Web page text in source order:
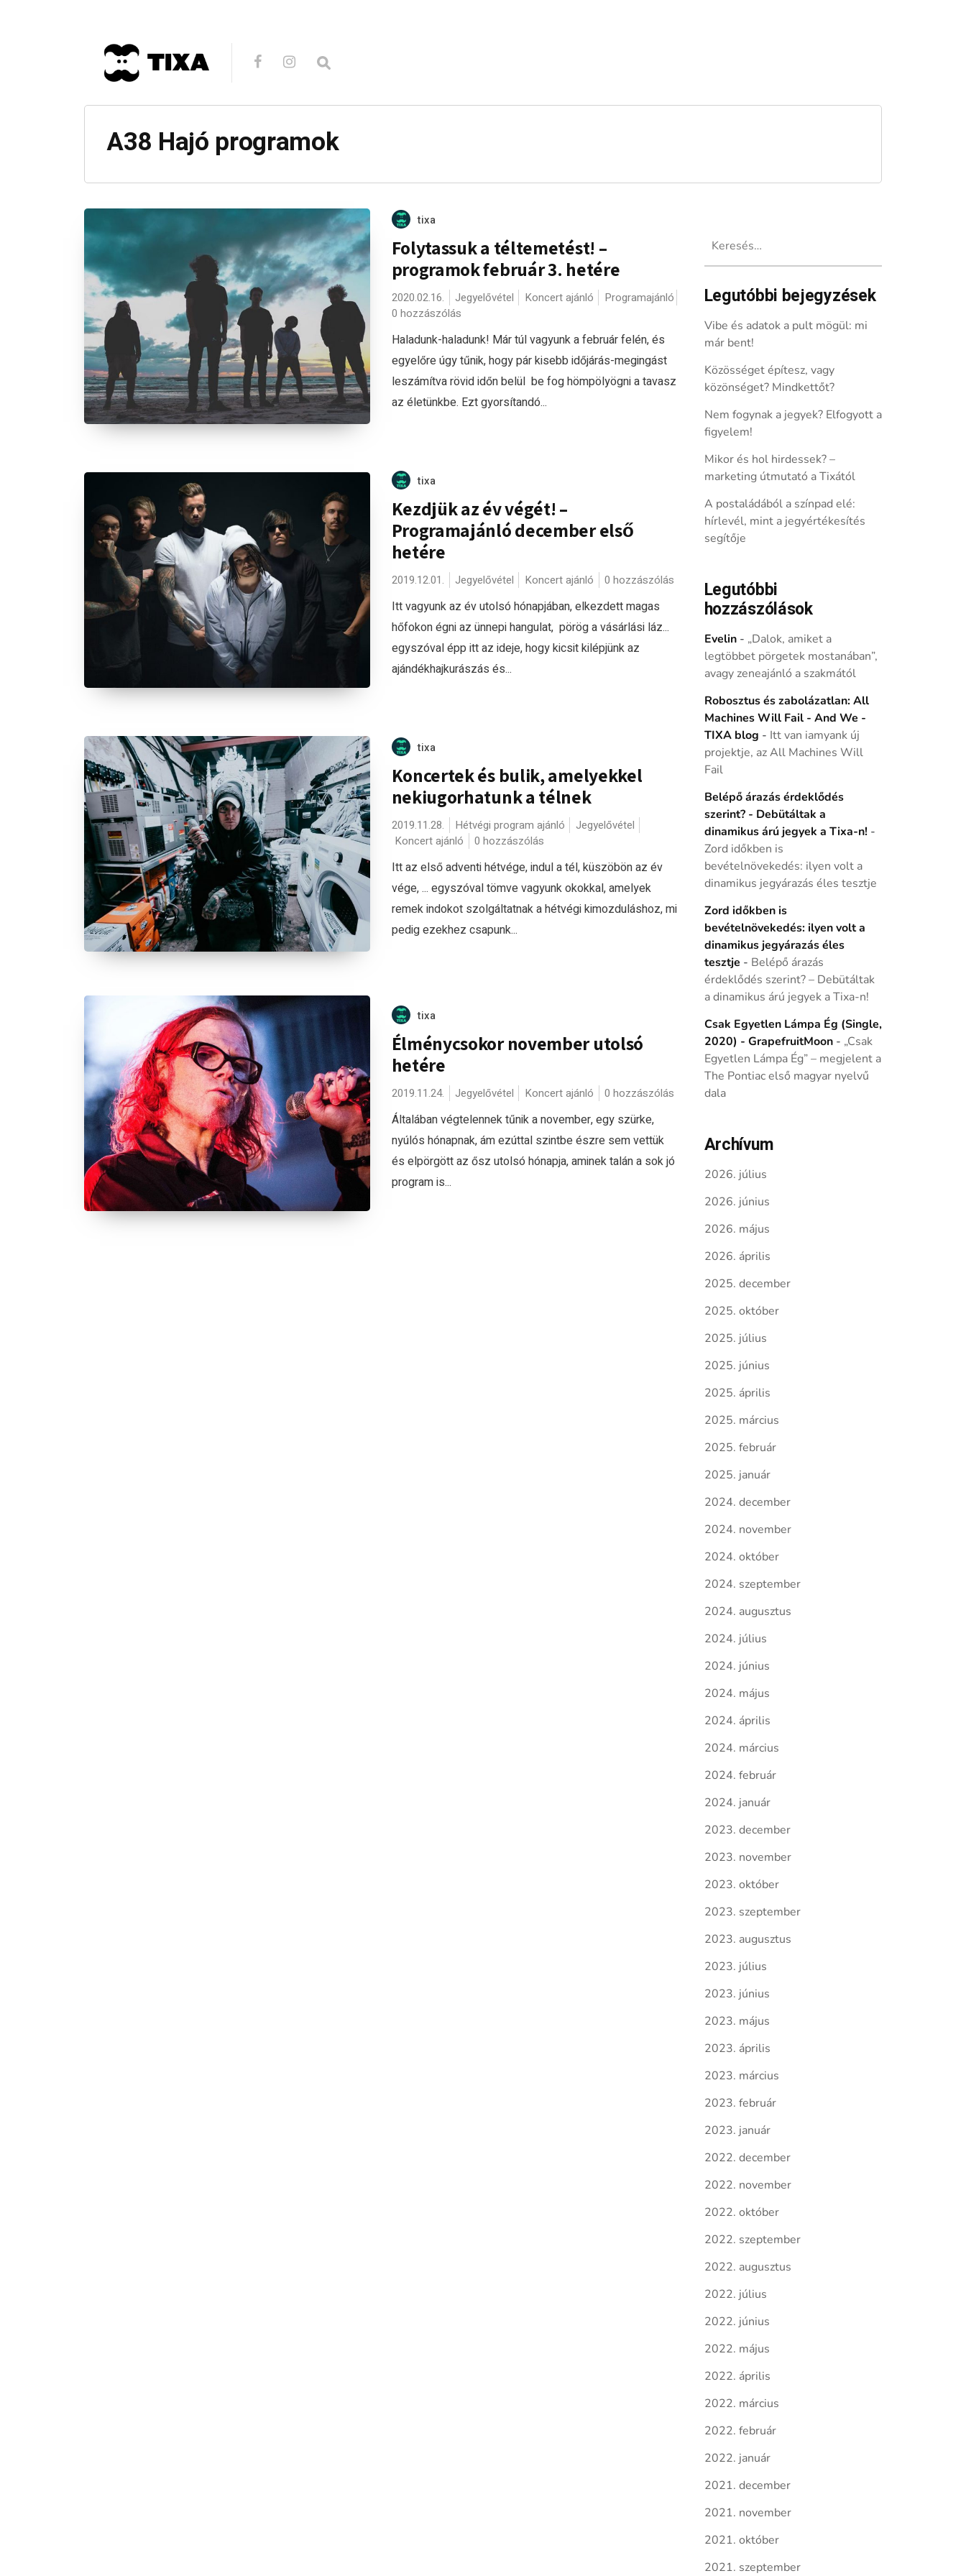
A38 Hajó programok
tixa
Folytassuk a téltemetést! –
programok február 3. hetére
2020.02.16. Jegyelővétel Koncert ajánló
Programajánló
0 hozzászólás
Haladunk-haladunk! Már túl vagyunk a február felén, és
egyelőre úgy tűnik, hogy pár kisebb időjárás-megingást
leszámítva rövid időn belül be fog hömpölyögni a tavasz
az életünkbe. Ezt gyorsítandó...
tixa
Kezdjük az év végét! –
Programajánló december első
hetére
2019.12.01. Jegyelővétel Koncert ajánló 0 hozzászólás
Itt vagyunk az év utolsó hónapjában, elkezdett magas
hőfokon égni az ünnepi hangulat, pörög a vásárlási láz...
egyszóval épp itt az ideje, hogy kicsit kilépjünk az
ajándékhajkurászás és...
tixa
Koncertek és bulik, amelyekkel
nekiugorhatunk a télnek
2019.11.28. Hétvégi program ajánló
Jegyelővétel
Koncert ajánló
0 hozzászólás
Itt az első adventi hétvége, indul a tél, küszöbön az év
vége, ... egyszóval tömve vagyunk okokkal, amelyek
remek indokot szolgáltatnak a hétvégi kimozduláshoz, mi
pedig ezekhez csapunk...
tixa
Élménycsokor november utolsó
hetére
2019.11.24. Jegyelővétel Koncert ajánló 0 hozzászólás
Általában végtelennek tűnik a november, egy szürke,
nyúlós hónapnak, ám ezúttal szintbe észre sem vettük
és elpörgött az ősz utolsó hónapja, aminek talán a sok jó
program is...
Legutóbbi bejegyzések
Vibe és adatok a pult mögül: mi
már bent!
Közösséget építesz, vagy
közönséget? Mindkettőt?
Nem fogynak a jegyek? Elfogyott a
figyelem!
Mikor és hol hirdessek? –
marketing útmutató a Tixától
A postaládából a színpad elé:
hírlevél, mint a jegyértékesítés
segítője
Legutóbbi
hozzászólások
Evelin- „Dalok, amiket a
legtöbbet pörgetek mostanában”,
avagy zeneajánló a szakmától
Robosztus és zabolázatlan: All
Machines Will Fail - And We -
TIXA blog - Itt van iamyank új
projektje, az All Machines Will
Fail
Belépő árazás érdeklődés
szerint? - Debütáltak a
dinamikus árú jegyek a Tixa-n! -
Zord időkben is
bevételnövekedés: ilyen volt a
dinamikus jegyárazás éles tesztje
Zord időkben is
bevételnövekedés: ilyen volt a
dinamikus jegyárazás éles
tesztje - Belépő árazás
érdeklődés szerint? – Debütáltak
a dinamikus árú jegyek a Tixa-n!
Csak Egyetlen Lámpa Ég (Single,
2020) - GrapefruitMoon- „Csak
Egyetlen Lámpa Ég” – megjelent a
The Pontiac első magyar nyelvű
dala
Archívum
2026. július
2026. június
2026. május
2026. április
2025. december
2025. október
2025. július
2025. június
2025. április
2025. március
2025. február
2025. január
2024. december
2024. november
2024. október
2024. szeptember
2024. augusztus
2024. július
2024. június
2024. május
2024. április
2024. március
2024. február
2024. január
2023. december
2023. november
2023. október
2023. szeptember
2023. augusztus
2023. július
2023. június
2023. május
2023. április
2023. március
2023. február
2023. január
2022. december
2022. november
2022. október
2022. szeptember
2022. augusztus
2022. július
2022. június
2022. május
2022. április
2022. március
2022. február
2022. január
2021. december
2021. november
2021. október
2021. szeptember